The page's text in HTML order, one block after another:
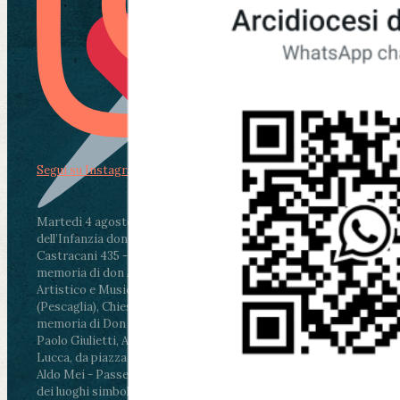
Martedì 4 agosto2026
ore 11:30 - Lucca, Scuola
dell’Infanzia don Aldo Mei - Viale Castruccio
Castracani 435 - Inaugurazione murales in
memoria di don Aldo Mei curato dal Liceo
Artistico e Musicale “Passaglia”
ore 18 - Fiano
(Pescaglia), Chiesa parrocchiale - Messa in
memoria di Don Aldo Mei celebrata da mons.
Paolo Giulietti, Arcivescovo di Lucca
ore 20.30 -
Lucca, da piazza San Michele al Cippo di don
Aldo Mei - Passeggiata della Memoria in alcuni
dei luoghi simbolo della città. Ritrovo alle ore
Segui su Instagram